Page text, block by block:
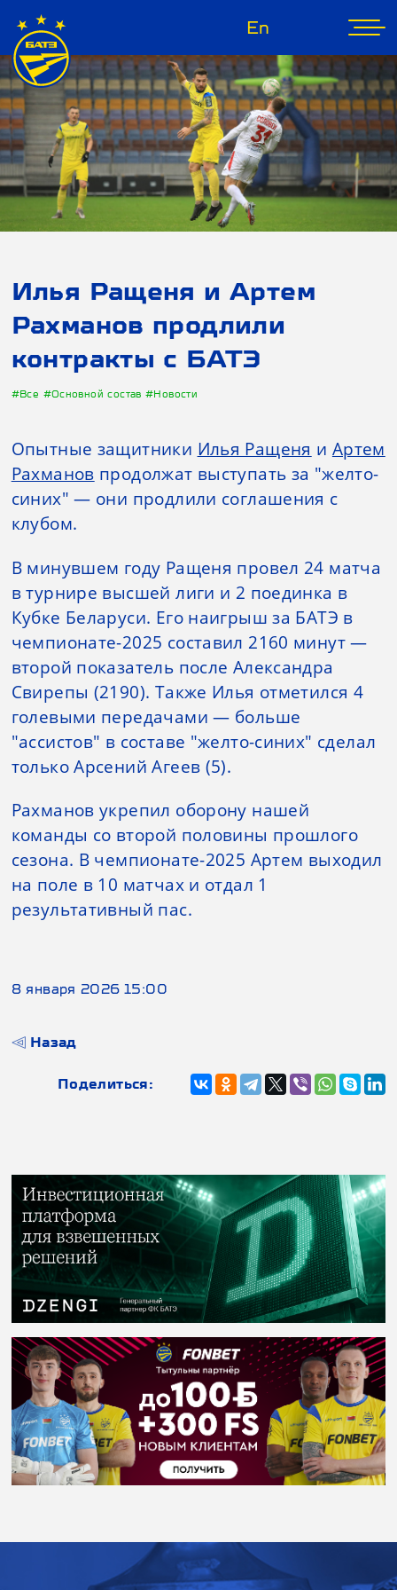
En
Илья Ращеня и Артем
Рахманов продлили
контракты с БАТЭ
#Все #Основной состав#Новости
Опытные защитники Илья Ращеня и Артем
Рахманов продолжат выступать за "желто-
синих" — они продлили соглашения с
клубом.
В минувшем году Ращеня провел 24 матча
в турнире высшей лиги и 2 поединка в
Кубке Беларуси. Его наигрыш за БАТЭ в
чемпионате-2025 составил 2160 минут —
второй показатель после Александра
Свирепы (2190). Также Илья отметился 4
голевыми передачами — больше
"ассистов" в составе "желто-синих" сделал
только Арсений Агеев (5).
Рахманов укрепил оборону нашей
команды со второй половины прошлого
сезона. В чемпионате-2025 Артем выходил
на поле в 10 матчах и отдал 1
результативный пас.
8 января 2026 15:00
Назад
Поделиться: